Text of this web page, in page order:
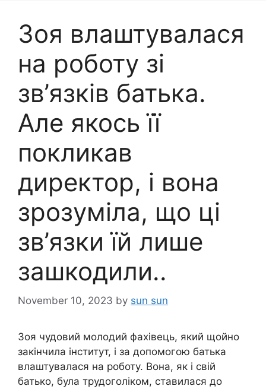
Зоя влаштувалася
на роботу зі
зв’язків батька.
Але якось її
покликав
директор, і вона
зрозуміла, що ці
зв’язки їй лише
зашкодили..
November 10, 2023 by sun sun
Зоя чудовий молодий фахівець, який щойно
закінчила інститут, і за допомогою батька
влаштувалася на роботу. Вона, як і свій
батько, була трудоголіком, ставилася до